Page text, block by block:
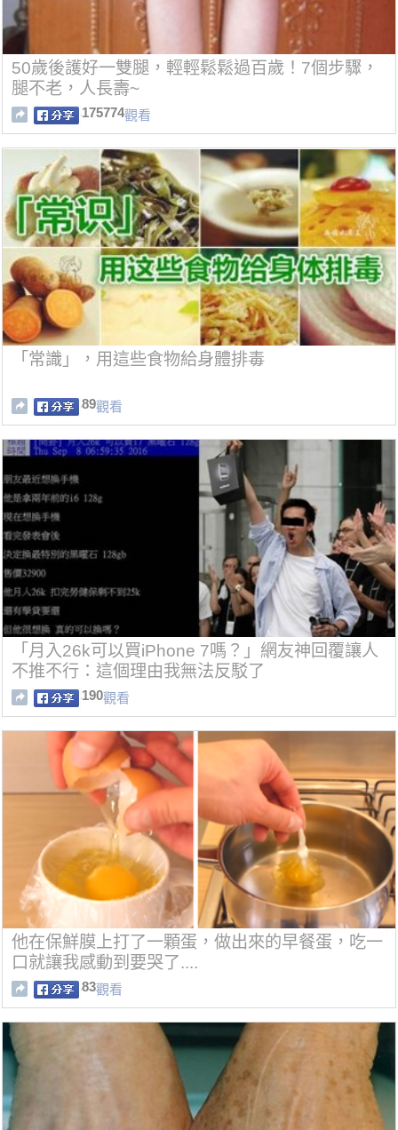
50歲後護好一雙腿，輕輕鬆鬆過百歲！7個步驟，
腿不老，人長壽~
175774觀看
「常識」，用這些食物給身體排毒
89觀看
「月入26k可以買iPhone 7嗎？」網友神回覆讓人
不推不行：這個理由我無法反駁了
190觀看
他在保鮮膜上打了一顆蛋，做出來的早餐蛋，吃一
口就讓我感動到要哭了....
83觀看